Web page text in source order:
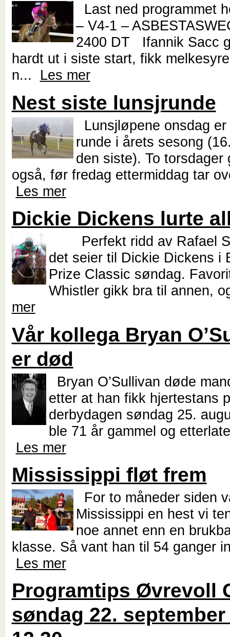
Last ned programmet
– V4-1 –
2400 DT Ifannik Sacc
hardt ut i siste start, fikk
n... Les mer
Nest siste lunsjrunde
Lunsjløpene onsdag
runde i årets sesong
den siste). To torsdager
også, før fredag ettermiddag tar
Les mer
Dickie Dickens lurte
Perfekt ridd av Rafael
det seier til Dickie Dickens i
Prize Classic søndag.
Whistler gikk bra til annen,
mer
Vår kollega Bryan
er død
Bryan O’Sullivan døde
etter at han fikk hjertestans
derbydagen søndag 25.
ble 71 år gammel og
Les mer
Mississippi fløt frem
For to måneder siden
Mississippi en hest vi
noe annet enn en
klasse. Så vant han til 54 ganger
Les mer
Programtips Øvrevoll
søndag 22.